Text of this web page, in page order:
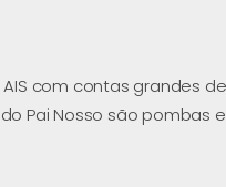
com contas grandes
Pai Nosso são pombas